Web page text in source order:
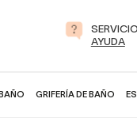
AYUDA
GRIFERÍA DE BAÑO